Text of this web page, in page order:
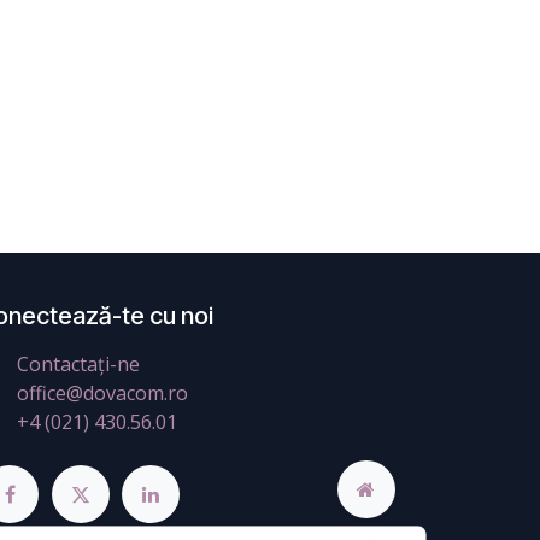
te cu noi
Contactați-ne
office@dovacom.ro
+4 (021) 430.56.01